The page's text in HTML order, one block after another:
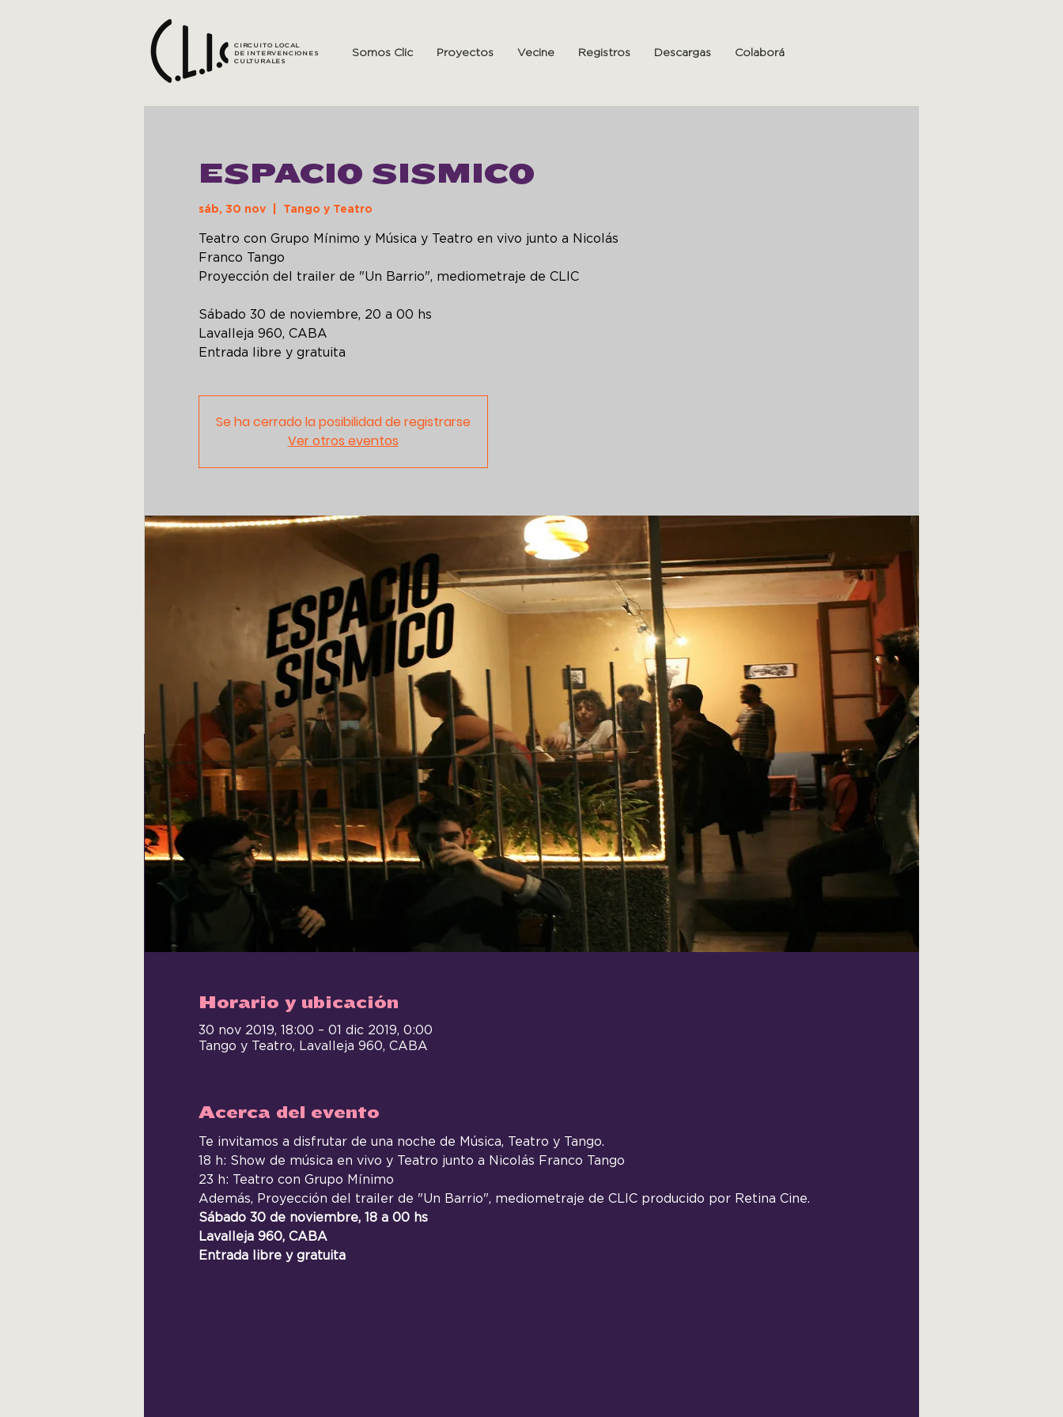
CIRCUITO LOCAL
DE INTERVENCIONES
CULTURALES
Somos Clic Proyectos Vecine Registros Descargas Colaborá
ESPACIO SISMICO
sáb, 30 nov
  |
Tango y Teatro
Teatro con Grupo Mínimo y Música y Teatro en vivo junto a Nicolás
Franco Tango
Proyección del trailer de "Un Barrio", mediometraje de CLIC
Sábado 30 de noviembre, 20 a 00 hs
Lavalleja 960, CABA
Entrada libre y gratuita
Se ha cerrado la posibilidad de registrarse
Ver otros eventos
Horario y ubicación
30 nov 2019, 18:00 – 01 dic 2019, 0:00
Tango y Teatro, Lavalleja 960, CABA
Acerca del evento
Te invitamos a disfrutar de una noche de Música, Teatro y Tango.
18 h: Show de música en vivo y Teatro junto a Nicolás Franco Tango
23 h: Teatro con Grupo Mínimo
Además, Proyección del trailer de "Un Barrio", mediometraje de CLIC producido por Retina Cine.
Sábado 30 de noviembre, 18 a 00 hs
Lavalleja 960, CABA
Entrada libre y gratuita